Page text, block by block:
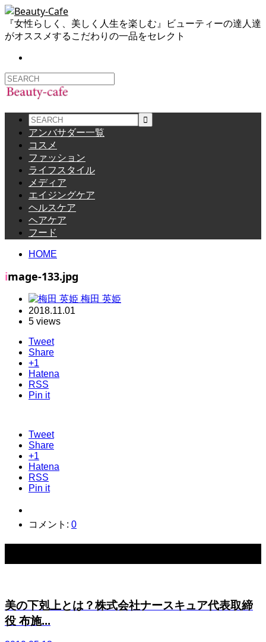
『女性らしく、美しく人生を楽しむ』ビューティーの達人達
がオススメするこだわりの一品をセレクト
アンバサダー一覧
コスメ
ファッション
ライフスタイル
メディア
エイジングケア
ヘルスケア
ヘアケア
フード
HOME
image-133.jpg
梅田 英姫
2018.11.01
5 views
Tweet
Share
+1
Hatena
RSS
Pin it
Tweet
Share
+1
Hatena
RSS
Pin it
コメント: 0
美の下剋上とは？株式会社ナースキュア代表取締
役 布施...